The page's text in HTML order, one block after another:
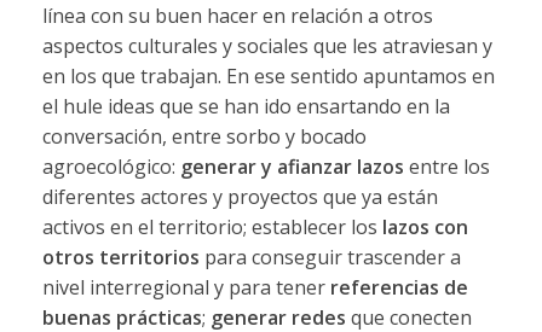
línea con su buen hacer en relación a otros
aspectos culturales y sociales que les atraviesan y
en los que trabajan. En ese sentido apuntamos en
el hule ideas que se han ido ensartando en la
conversación, entre sorbo y bocado
agroecológico: generar y afianzar lazos entre los
diferentes actores y proyectos que ya están
activos en el territorio; establecer los lazos con
otros territorios para conseguir trascender a
nivel interregional y para tener referencias de
buenas prácticas; generar redes que conecten